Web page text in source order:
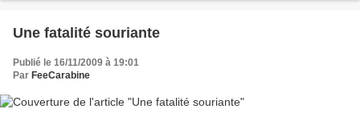
Une fatalité souriante
Publié le 16/11/2009 à 19:01
Par FeeCarabine